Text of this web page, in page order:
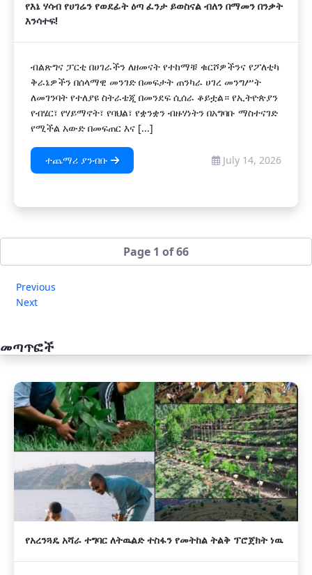
የእኔ ሃሳብ የሀገሬን የወደፊት ዕጣ ፈንታ ይወስናል ብለን በማመን በንቃት
እንሳተፍ!
ብልጽግና ፓርቲ በሀገራችን ለዘመናት የተከማቹ ቁርሾዎችንና የፖለቲካ
ቅራኔዎችን በሰላማዊ መንገድ በመፍታት ጠንካራ ሀገረ መንግሥት
ለመገንባት የተለያዩ ስትራቴጂ በመንደፍ ሲሰራ ቆይቷል። የኢትዮጵያን
የብሄር፣ የሃይማኖት፣ የባህል፣ የቋንቋን ብዙሃነትን በአግባቡ ማስተናገድ
የሚችል አውድ በመፍጠር እና [...]
ተጨማሪ ያንብቡ July 14, 2026
Page 1 of 66
Previous
Next
መጣጥፎች
አዲስ
የአረንጓዴ አሻራ ተግባር ለትዉልድ ተስፋን የመትከል ትልቅ ፕሮጀክት ነዉ